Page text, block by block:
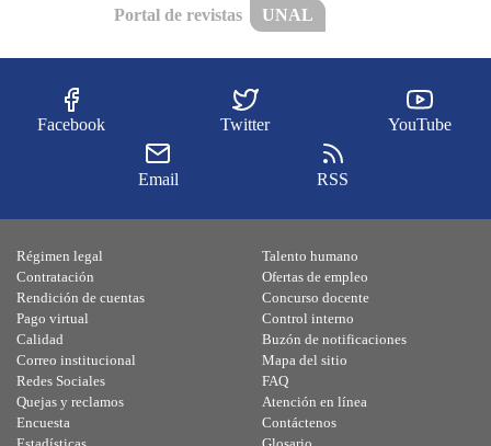
Portal de revistas UNAL
Facebook Twitter YouTube
Email RSS
Régimen legal
Contratación
Rendición de cuentas
Pago virtual
Calidad
Talento humano
Ofertas de empleo
Concurso docente
Control interno
Buzón de notificaciones
Correo institucional
Redes Sociales
Quejas y reclamos
Encuesta
Mapa del sitio
FAQ
Atención en línea
Contáctenos